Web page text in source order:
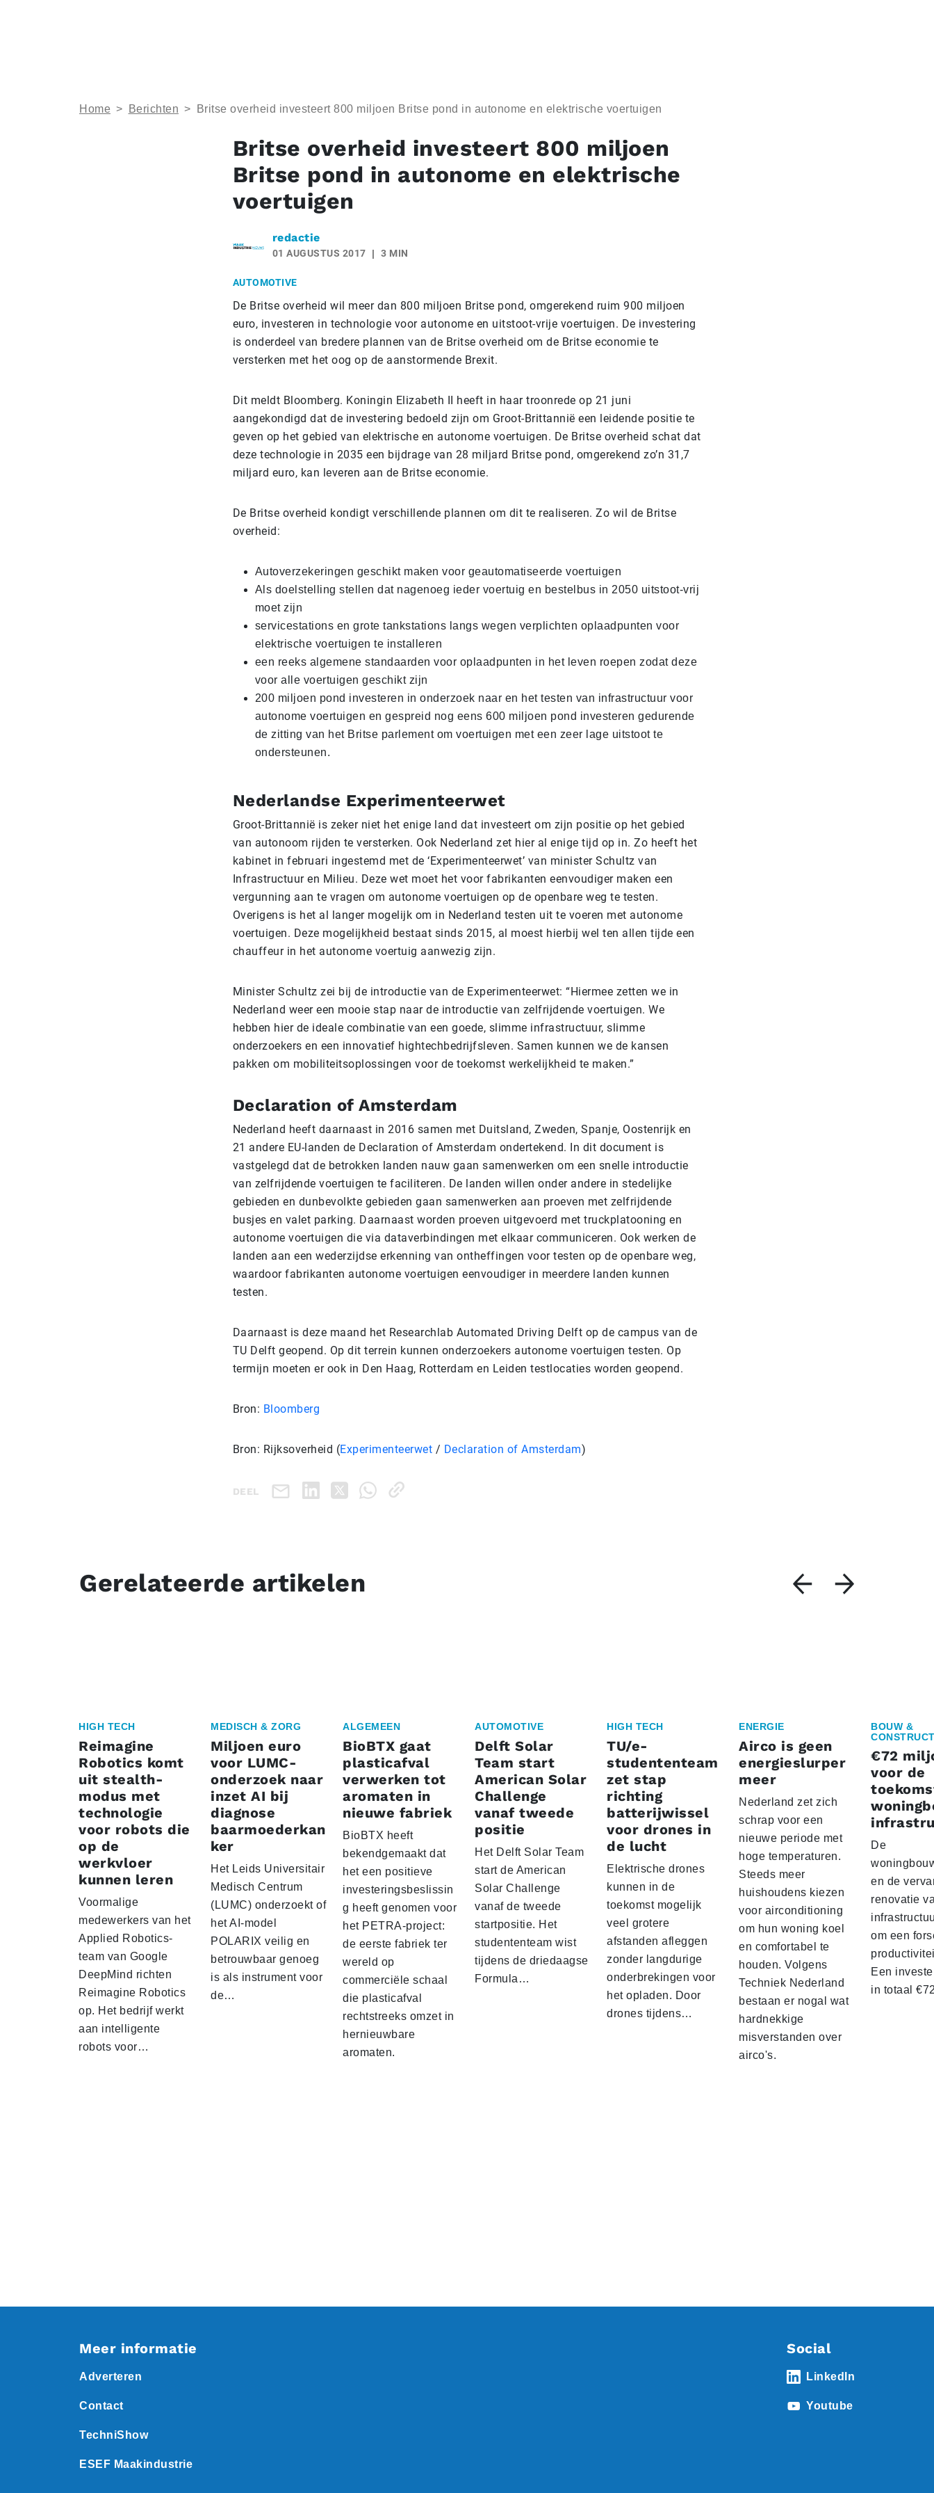
Home > Berichten > Britse overheid investeert 800 miljoen Britse pond in autonome en elektrische voertuigen
Britse overheid investeert 800 miljoen
Britse pond in autonome en elektrische
voertuigen
redactie
01 AUGUSTUS 2017 3 MIN
AUTOMOTIVE
De Britse overheid wil meer dan 800 miljoen Britse pond, omgerekend ruim 900 miljoen
euro, investeren in technologie voor autonome en uitstoot-vrije voertuigen. De investering
is onderdeel van bredere plannen van de Britse overheid om de Britse economie te
versterken met het oog op de aanstormende Brexit.
Dit meldt Bloomberg. Koningin Elizabeth II heeft in haar troonrede op 21 juni
aangekondigd dat de investering bedoeld zijn om Groot-Brittannië een leidende positie te
geven op het gebied van elektrische en autonome voertuigen. De Britse overheid schat dat
deze technologie in 2035 een bijdrage van 28 miljard Britse pond, omgerekend zo’n 31,7
miljard euro, kan leveren aan de Britse economie.
De Britse overheid kondigt verschillende plannen om dit te realiseren. Zo wil de Britse
overheid:
Autoverzekeringen geschikt maken voor geautomatiseerde voertuigen
Als doelstelling stellen dat nagenoeg ieder voertuig en bestelbus in 2050 uitstoot-vrij
moet zijn
servicestations en grote tankstations langs wegen verplichten oplaadpunten voor
elektrische voertuigen te installeren
een reeks algemene standaarden voor oplaadpunten in het leven roepen zodat deze
voor alle voertuigen geschikt zijn
200 miljoen pond investeren in onderzoek naar en het testen van infrastructuur voor
autonome voertuigen en gespreid nog eens 600 miljoen pond investeren gedurende
de zitting van het Britse parlement om voertuigen met een zeer lage uitstoot te
ondersteunen.
Nederlandse Experimenteerwet
Groot-Brittannië is zeker niet het enige land dat investeert om zijn positie op het gebied
van autonoom rijden te versterken. Ook Nederland zet hier al enige tijd op in. Zo heeft het
kabinet in februari ingestemd met de ‘Experimenteerwet’ van minister Schultz van
Infrastructuur en Milieu. Deze wet moet het voor fabrikanten eenvoudiger maken een
vergunning aan te vragen om autonome voertuigen op de openbare weg te testen.
Overigens is het al langer mogelijk om in Nederland testen uit te voeren met autonome
voertuigen. Deze mogelijkheid bestaat sinds 2015, al moest hierbij wel ten allen tijde een
chauffeur in het autonome voertuig aanwezig zijn.
Minister Schultz zei bij de introductie van de Experimenteerwet: “Hiermee zetten we in
Nederland weer een mooie stap naar de introductie van zelfrijdende voertuigen. We
hebben hier de ideale combinatie van een goede, slimme infrastructuur, slimme
onderzoekers en een innovatief hightechbedrijfsleven. Samen kunnen we de kansen
pakken om mobiliteitsoplossingen voor de toekomst werkelijkheid te maken.”
Declaration of Amsterdam
Nederland heeft daarnaast in 2016 samen met Duitsland, Zweden, Spanje, Oostenrijk en
21 andere EU-landen de Declaration of Amsterdam ondertekend. In dit document is
vastgelegd dat de betrokken landen nauw gaan samenwerken om een snelle introductie
van zelfrijdende voertuigen te faciliteren. De landen willen onder andere in stedelijke
gebieden en dunbevolkte gebieden gaan samenwerken aan proeven met zelfrijdende
busjes en valet parking. Daarnaast worden proeven uitgevoerd met truckplatooning en
autonome voertuigen die via dataverbindingen met elkaar communiceren. Ook werken de
landen aan een wederzijdse erkenning van ontheffingen voor testen op de openbare weg,
waardoor fabrikanten autonome voertuigen eenvoudiger in meerdere landen kunnen
testen.
Daarnaast is deze maand het Researchlab Automated Driving Delft op de campus van de
TU Delft geopend. Op dit terrein kunnen onderzoekers autonome voertuigen testen. Op
termijn moeten er ook in Den Haag, Rotterdam en Leiden testlocaties worden geopend.
Bron: Bloomberg
Bron: Rijksoverheid (Experimenteerwet / Declaration of Amsterdam)
DEEL
Gerelateerde artikelen
HIGH TECH
Reimagine
Robotics komt
uit stealth-
modus met
technologie
voor robots die
op de
werkvloer
kunnen leren
Voormalige
medewerkers van het
Applied Robotics-
team van Google
DeepMind richten
Reimagine Robotics
op. Het bedrijf werkt
aan intelligente
robots voor…
MEDISCH & ZORG
Miljoen euro
voor LUMC-
onderzoek naar
inzet AI bij
diagnose
baarmoederkan
ker
Het Leids Universitair
Medisch Centrum
(LUMC) onderzoekt of
het AI-model
POLARIX veilig en
betrouwbaar genoeg
is als instrument voor
de…
ALGEMEEN
BioBTX gaat
plasticafval
verwerken tot
aromaten in
nieuwe fabriek
BioBTX heeft
bekendgemaakt dat
het een positieve
investeringsbeslissin
g heeft genomen voor
het PETRA-project:
de eerste fabriek ter
wereld op
commerciële schaal
die plasticafval
rechtstreeks omzet in
hernieuwbare
aromaten.
AUTOMOTIVE
Delft Solar
Team start
American Solar
Challenge
vanaf tweede
positie
Het Delft Solar Team
start de American
Solar Challenge
vanaf de tweede
startpositie. Het
studententeam wist
tijdens de driedaagse
Formula…
HIGH TECH
TU/e-
studententeam
zet stap
richting
batterijwissel
voor drones in
de lucht
Elektrische drones
kunnen in de
toekomst mogelijk
veel grotere
afstanden afleggen
zonder langdurige
onderbrekingen voor
het opladen. Door
drones tijdens…
ENERGIE
Airco is geen
energieslurper
meer
Nederland zet zich
schrap voor een
nieuwe periode met
hoge temperaturen.
Steeds meer
huishoudens kiezen
voor airconditioning
om hun woning koel
en comfortabel te
houden. Volgens
Techniek Nederland
bestaan er nogal wat
hardnekkige
misverstanden over
airco's.
BOUW &
€72
voor de
De
en de
renovatie
om een
Een
in totaal
Meer informatie
Adverteren
Contact
TechniShow
ESEF Maakindustrie
Social
LinkedIn
Youtube